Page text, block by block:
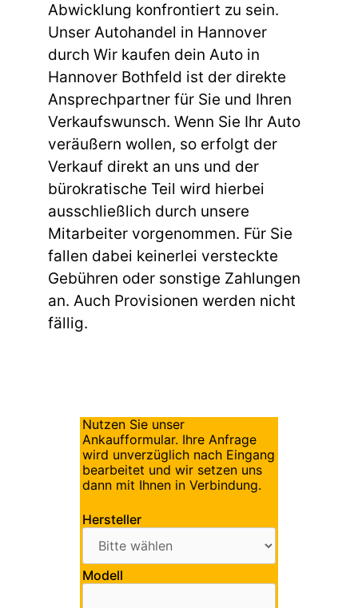
Abwicklung konfrontiert zu sein.
Unser Autohandel in Hannover
durch Wir kaufen dein Auto in
Hannover Bothfeld ist der direkte
Ansprechpartner für Sie und Ihren
Verkaufswunsch. Wenn Sie Ihr Auto
veräußern wollen, so erfolgt der
Verkauf direkt an uns und der
bürokratische Teil wird hierbei
ausschließlich durch unsere
Mitarbeiter vorgenommen. Für Sie
fallen dabei keinerlei versteckte
Gebühren oder sonstige Zahlungen
an. Auch Provisionen werden nicht
fällig.
Nutzen Sie unser
Ankaufformular. Ihre Anfrage
wird unverzüglich nach Eingang
bearbeitet und wir setzen uns
dann mit Ihnen in Verbindung.
Hersteller
Modell